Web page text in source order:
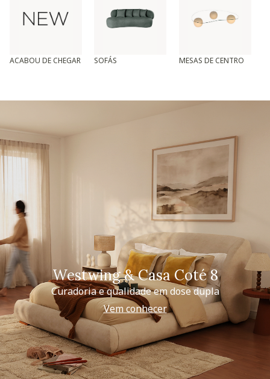
ACABOU DE CHEGAR SOFÁS MESAS DE CENTRO
Westwing & Casa Coté 8
Curadoria e qualidade em dose dupla
Vem conhecer